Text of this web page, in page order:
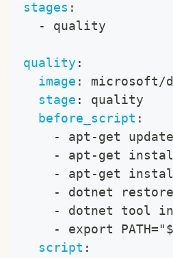
stages :
-
quality
quality :
image : microsoft/
stage :
quality
before_script :
-
apt -get update
-
apt -get
-
apt -get
-
dotnet restore
-
dotnet tool
-
export
script :